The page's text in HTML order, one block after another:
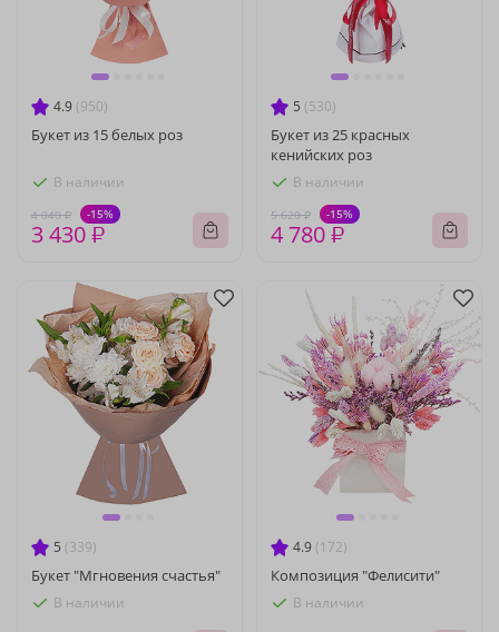
4.9 (950)
Букет из 15 белых роз
В наличии
4 040 ₽ -15%
3 430 ₽
5 (530)
Букет из 25 красных
кенийских роз
В наличии
5 620 ₽ -15%
4 780 ₽
5 (339)
Букет "Мгновения счастья"
В наличии
4.9 (172)
Композиция "Фелисити"
В наличии